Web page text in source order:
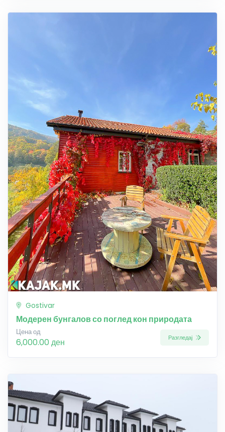
Gostivar
Модерен бунгалов со поглед кон природата
Цена од
6,000.00 ден Разгледај